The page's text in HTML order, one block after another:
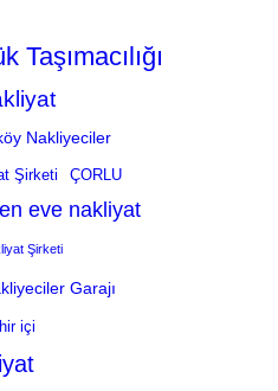
Taşımacılığı
Nakliyeciler
Şirketi ÇORLU
eve nakliyat
Şirketi
Garajı
içi